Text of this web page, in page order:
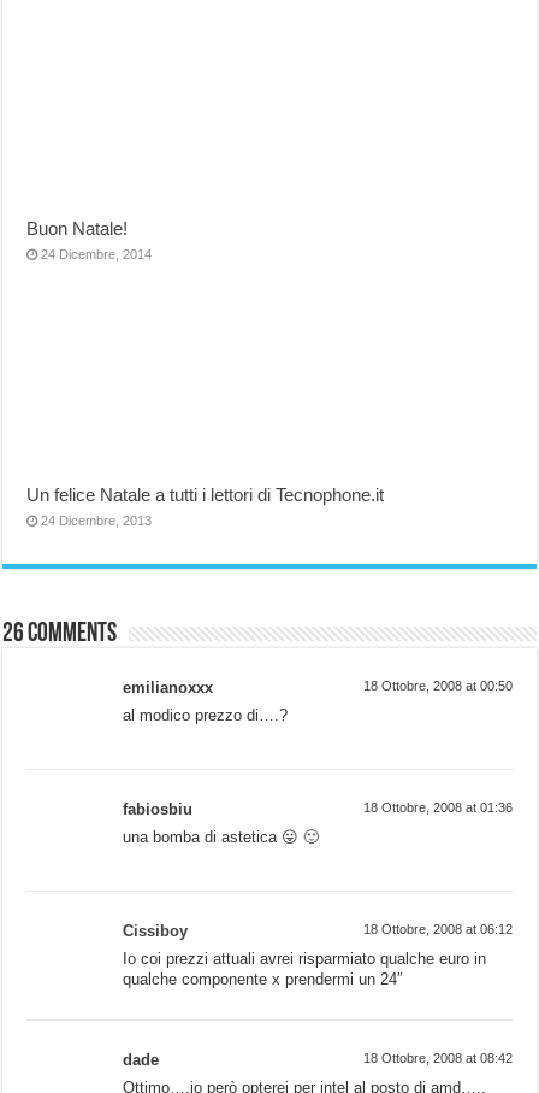
Buon Natale!
24 Dicembre, 2014
Un felice Natale a tutti i lettori di Tecnophone.it
24 Dicembre, 2013
26 comments
emilianoxxx 18 Ottobre, 2008 at 00:50
al modico prezzo di….?
fabiosbiu 18 Ottobre, 2008 at 01:36
una bomba di astetica 😛 🙂
Cissiboy 18 Ottobre, 2008 at 06:12
Io coi prezzi attuali avrei risparmiato qualche euro in
qualche componente x prendermi un 24″
dade 18 Ottobre, 2008 at 08:42
Ottimo….io però opterei per intel al posto di amd…..